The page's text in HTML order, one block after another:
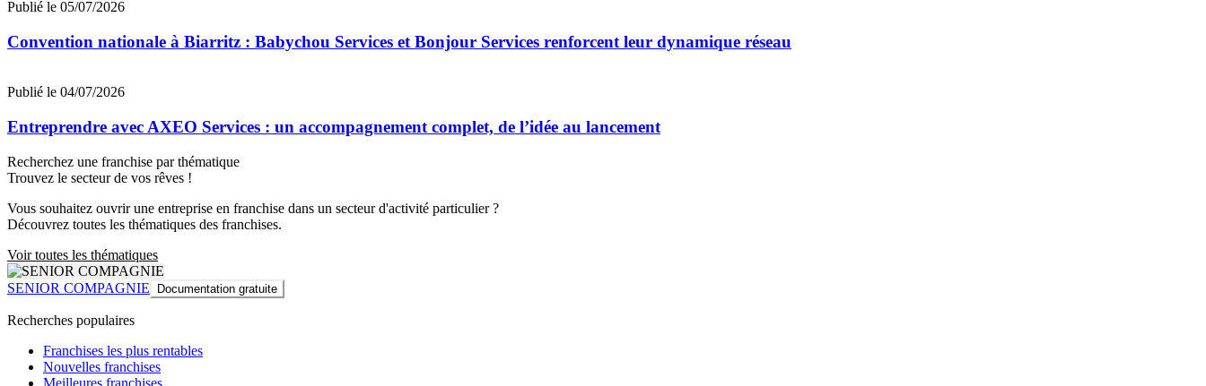
Publié le 05/07/2026
Convention nationale à Biarritz : Babychou Services et Bonjour Services renforcent leur dynamique réseau
Publié le 04/07/2026
Entreprendre avec AXEO Services : un accompagnement complet, de l’idée au lancement
Recherchez une franchise par thématique
Trouvez le secteur de vos rêves !
Vous souhaitez ouvrir une entreprise en franchise dans un secteur d'activité particulier ?
Découvrez toutes les thématiques des franchises.
Voir toutes les thématiques
SENIOR COMPAGNIE Documentation gratuite
Recherches populaires
Franchises les plus rentables
Nouvelles franchises
Meilleures franchises